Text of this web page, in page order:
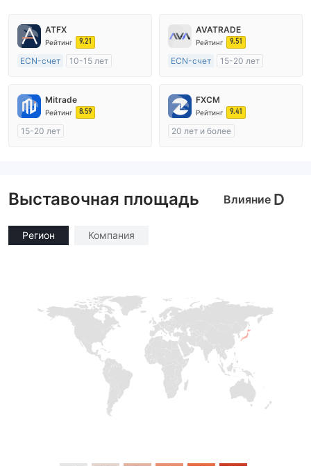
ATFX
Рейтинг 9.21
ECN-счет
10-15 лет
Маркет-Мейкинг (MM)
Основной стандарт MT4
AVATRADE
Рейтинг 9.51
ECN-счет
15-20 лет
Маркет-Мейкинг (MM)
Основной стандарт MT4
Mitrade
Рейтинг 8.59
15-20 лет
FXCM
Рейтинг 9.41
20 лет и более
Выставочная площадь Влияние D
Регион Компания